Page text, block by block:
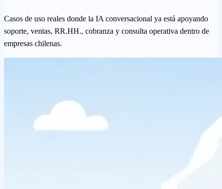
Casos de uso reales donde la IA conversacional ya está apoyando
soporte, ventas, RR.HH., cobranza y consulta operativa dentro de
empresas chilenas.